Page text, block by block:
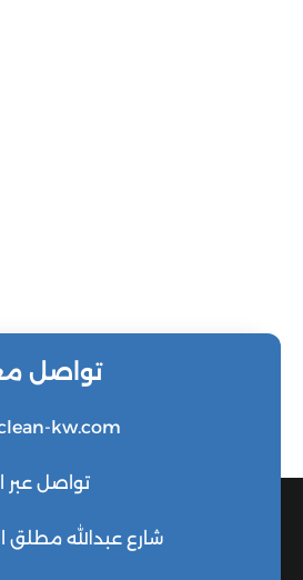
تواصل
kw.com
تواصل عبر
شارع عبدالله مطلق